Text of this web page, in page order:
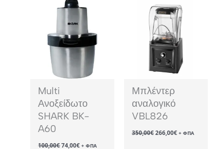
Multi
Ανοξείδωτο
SHARK BK-
A60
100,00€Original
74,00€Η+ ΦΠΑ
Μπλέντερ
αναλογικό
VBL826
350,00€Original
price
266,00€Η+ ΦΠΑ